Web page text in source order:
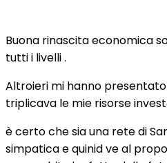
Buona rinascita economica
tutti i livelli .
Altroieri mi hanno
triplicava le mie risorse
è certo che sia una rete di
simpatica e quinid ve al